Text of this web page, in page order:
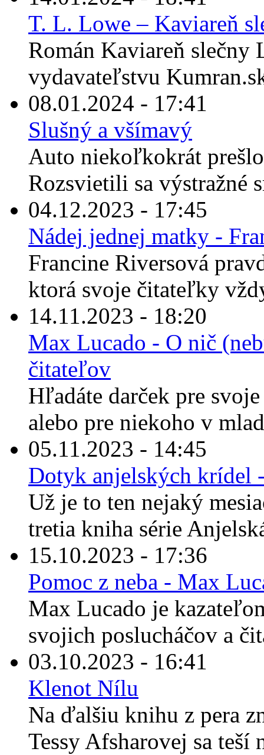
T. L. Lowe – Kaviareň
Román Kaviareň slečny
vydavateľstvu
08.01.2024 - 17:41
Slušný a všímavý
Auto niekoľkokrát
Rozsvietili sa výstražné
04.12.2023 - 17:45
Nádej jednej matky -
Francine Riversová
ktorá svoje čitateľky
14.11.2023 - 18:20
Max Lucado - O nič
čitateľov
Hľadáte darček pre
alebo pre niekoho v
05.11.2023 - 14:45
Dotyk anjelských krídel
Už je to ten nejaký
tretia kniha série
15.10.2023 - 17:36
Pomoc z neba - Max
Max Lucado je
svojich poslucháčov a
03.10.2023 - 16:41
Klenot Nílu
Na ďalšiu knihu z pera
Tessy Afsharovej sa teší